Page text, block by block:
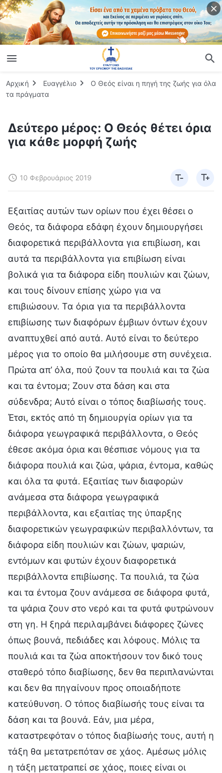
Αρχική Ευαγγέλιο
Ο Θεός είναι η πηγή της ζωής για όλα
τα πράγματα
Δεύτερο μέρος: Ο Θεός θέτει όρια
για κάθε μορφή ζωής
10 Φεβρουάριος 2019
Εξαιτίας αυτών των ορίων που έχει θέσει ο
Θεός, τα διάφορα εδάφη έχουν δημιουργήσει
διαφορετικά περιβάλλοντα για επιβίωση, και
αυτά τα περιβάλλοντα για επιβίωση είναι
βολικά για τα διάφορα είδη πουλιών και ζώων,
και τους δίνουν επίσης χώρο για να
επιβιώσουν. Τα όρια για τα περιβάλλοντα
επιβίωσης των διαφόρων έμβιων όντων έχουν
αναπτυχθεί από αυτά. Αυτό είναι το δεύτερο
μέρος για το οποίο θα μιλήσουμε στη συνέχεια.
Πρώτα απ’ όλα, πού ζουν τα πουλιά και τα ζώα
και τα έντομα; Ζουν στα δάση και στα
σύδενδρα; Αυτό είναι ο τόπος διαβίωσής τους.
Έτσι, εκτός από τη δημιουργία ορίων για τα
διάφορα γεωγραφικά περιβάλλοντα, ο Θεός
έθεσε ακόμα όρια και θέσπισε νόμους για τα
διάφορα πουλιά και ζώα, ψάρια, έντομα, καθώς
και όλα τα φυτά. Εξαιτίας των διαφορών
ανάμεσα στα διάφορα γεωγραφικά
περιβάλλοντα, και εξαιτίας της ύπαρξης
διαφορετικών γεωγραφικών περιβαλλόντων, τα
διάφορα είδη πουλιών και ζώων, ψαριών,
εντόμων και φυτών έχουν διαφορετικά
περιβάλλοντα επιβίωσης. Τα πουλιά, τα ζώα
και τα έντομα ζουν ανάμεσα σε διάφορα φυτά,
τα ψάρια ζουν στο νερό και τα φυτά φυτρώνουν
στη γη. Η ξηρά περιλαμβάνει διάφορες ζώνες
όπως βουνά, πεδιάδες και λόφους. Μόλις τα
πουλιά και τα ζώα αποκτήσουν τον δικό τους
σταθερό τόπο διαβίωσης, δεν θα περιπλανώνται
και δεν θα πηγαίνουν προς οποιαδήποτε
κατεύθυνση. Ο τόπος διαβίωσής τους είναι τα
δάση και τα βουνά. Εάν, μια μέρα,
καταστρεφόταν ο τόπος διαβίωσής τους, αυτή η
τάξη θα μετατρεπόταν σε χάος. Αμέσως μόλις
η τάξη μετατραπεί σε χάος, ποιες είναι οι